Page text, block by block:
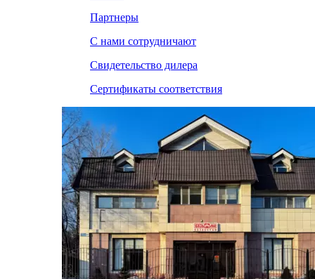
Партнеры
С нами сотрудничают
Свидетельство дилера
Сертификаты соответствия